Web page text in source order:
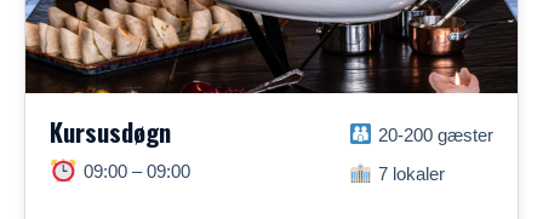
Kursusdøgn
09:00 – 09:00
20-200 gæster
7 lokaler